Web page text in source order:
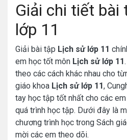
Giải chi tiết bài
lớp 11
Giải bài tập Lịch sử lớp 11
em học tốt môn Lịch sử lớp 11
theo các cách khác nhau cho
giáo khoa Lịch sử lớp 11,
tay học tập tốt nhất cho các
quá trình học tập. Dưới đây là
chương trình học trong Sách
mời các em theo dõi.